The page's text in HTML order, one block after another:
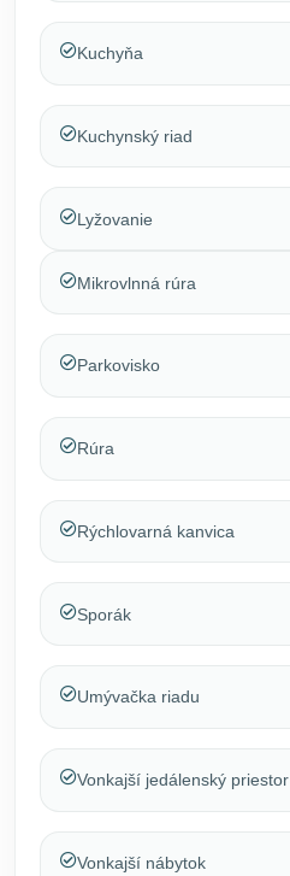
Kuchyňa
Kuchynský riad
Lyžovanie
Mikrovlnná rúra
Parkovisko
Rúra
Rýchlovarná kanvica
Sporák
Umývačka riadu
Vonkajší jedálenský priestor
Vonkajší nábytok